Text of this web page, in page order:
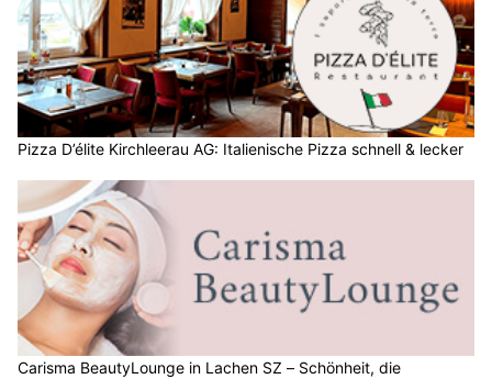
Pizza D’élite Kirchleerau AG: Italienische Pizza schnell & lecker
Carisma BeautyLounge in Lachen SZ – Schönheit, die